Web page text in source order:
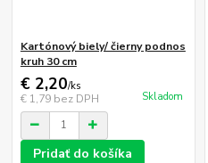
Kartónový biely/ čierny podnos
kruh 30 cm
€ 2,20/ks
€ 1,79 bez DPH Skladom
Pridať do košíka